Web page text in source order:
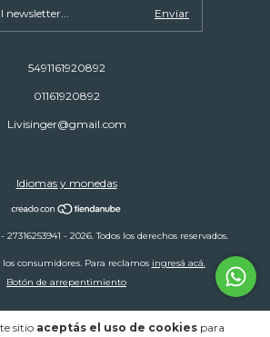
sitio aceptás el uso de cookiespara
5491161920892
01161920892
Livisinger@gmail.com
Idiomas y monedas
- 2026. Todos los derechos reservados.
los consumidores. Para reclamos ingresá acá.
Botón de arrepentimiento